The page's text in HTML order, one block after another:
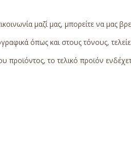
μαζί μας, μπορείτε να μας
όπως και στους τόνους,
το τελικό προϊόν